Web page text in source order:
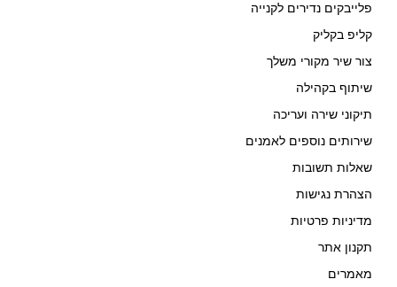
פלייבקים נדירים לקנייה
קליפ בקליק
צור שיר מקורי משלך
שיתוף בקהילה
תיקוני שירה ועריכה
שירותים נוספים לאמנים
שאלות תשובות
הצהרת נגישות
מדיניות פרטיות
תקנון אתר
מאמרים